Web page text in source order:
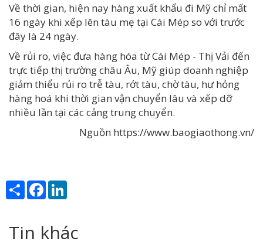
Về thời gian, hiện nay hàng xuất khẩu đi Mỹ chỉ mất
16 ngày khi xếp lên tàu mẹ tại Cái Mép so với trước
đây là 24 ngày.
Về rủi ro, việc đưa hàng hóa từ Cái Mép - Thị Vải đến
trực tiếp thị trường châu Âu, Mỹ giúp doanh nghiệp
giảm thiểu rủi ro trễ tàu, rớt tàu, chờ tàu, hư hỏng
hàng hoá khi thời gian vận chuyển lâu và xếp dỡ
nhiều lần tại các cảng trung chuyển.
Nguồn https://www.baogiaothong.vn/
Share Facebook
Tin khác